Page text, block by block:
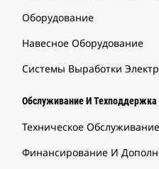
Оборудование
Навесное Оборудование
Системы Выработки
Обслуживание И Техподдержка
Техническое Обслуживание
Финансирование И